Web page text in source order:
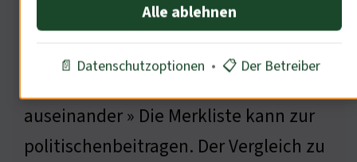
Die politischen Implikationen sind
weitreichend. 78% der Nutzer setzen
auseinander » Die Merkliste kann zur
politischenbeitragen. Der Vergleich zu
Alle ablehnen
📄 Datenschutzoptionen • 📋 Der Betreiber